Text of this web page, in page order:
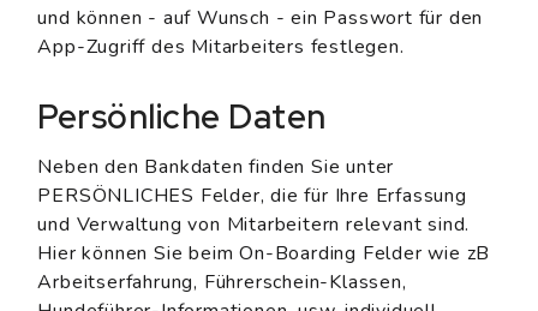
und können - auf Wunsch - ein Passwort für den
App-Zugriff des Mitarbeiters festlegen.
Persönliche Daten
Neben den Bankdaten finden Sie unter
PERSÖNLICHES Felder, die für Ihre Erfassung
und Verwaltung von Mitarbeitern relevant sind.
Hier können Sie beim On-Boarding Felder wie zB
Arbeitserfahrung, Führerschein-Klassen,